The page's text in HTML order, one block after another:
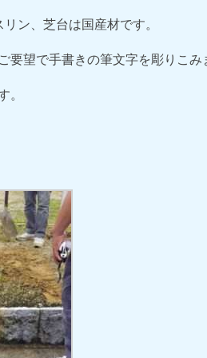
ン、芝台は国産材です。
要望で手書きの筆文字を彫りこみ
。